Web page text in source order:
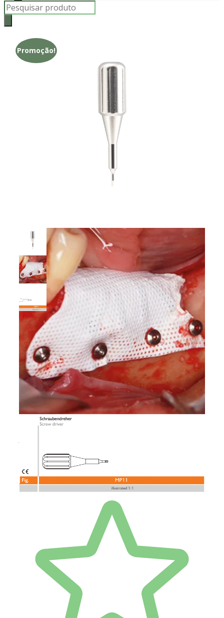
Products
search
Promoção!
Início/ Loja / CIRURGIA/Sistemas de
Fixação/Fixação com Tachas/ Chave de fenda
para Tachas/Pinos MP10 Master Pin (MP11) –
MEISINGER
Chave de fenda para
Tachas/Pinos MP10 Master
Pin (MP11) – MEISINGER
1 unidade